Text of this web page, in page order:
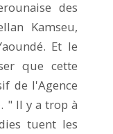
des
Kamseu,
Et le
que cette
de l'Agence
" Il y a trop à
tuent les